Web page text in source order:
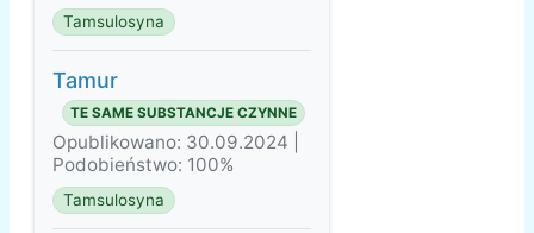
Tamsulosyna
Tamur
TE SAME SUBSTANCJE CZYNNE
Opublikowano: 30.09.2024 |
Podobieństwo: 100%
Tamsulosyna